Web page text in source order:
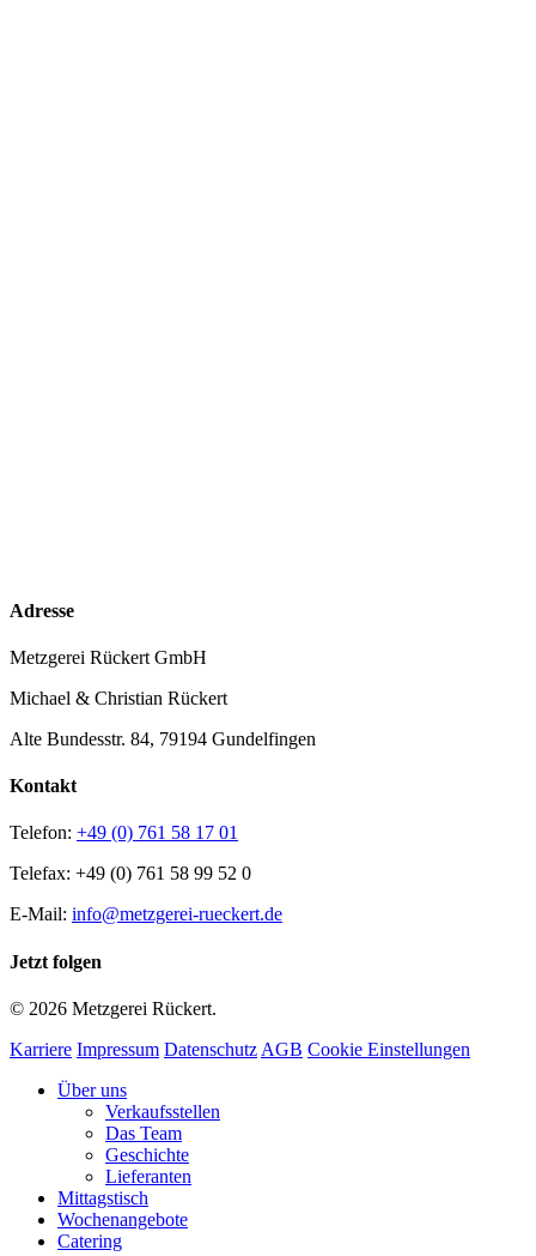
Adresse
Metzgerei Rückert GmbH
Michael & Christian Rückert
Alte Bundesstr. 84, 79194 Gundelfingen
Kontakt
Telefon: +49 (0) 761 58 17 01
Telefax: +49 (0) 761 58 99 52 0
E-Mail: info@metzgerei-rueckert.de
Jetzt folgen
© 2026 Metzgerei Rückert.
Karriere Impressum Datenschutz AGB Cookie Einstellungen
Close
Über uns
Verkaufsstellen
Das Team
Geschichte
Lieferanten
Mittagstisch
Wochenangebote
Catering